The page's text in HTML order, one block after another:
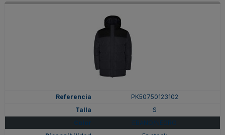
PK50750123102
S
EBANO/NEGRO